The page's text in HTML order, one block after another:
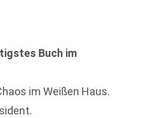
Buch im
im Weißen Haus.